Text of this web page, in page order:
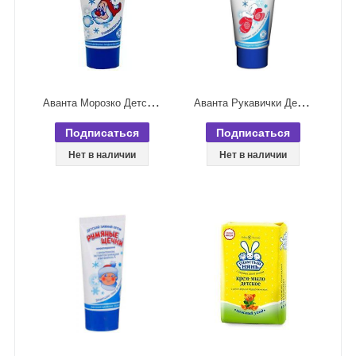
А
ванта Морозко Детский зимний крем универсальный 50 мл
Подписаться
Нет в наличии
А
ванта Рукавички Детский зимний крем для рук 50 мл
Подписаться
Нет в наличии